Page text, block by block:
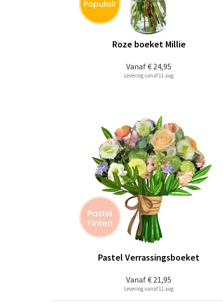
Vanaf€ 24,95
Roze boeket Millie
Levering vanaf 11 aug
Vanaf€ 21,95
Pastel Verrassingsboeket
Levering vanaf 11 aug